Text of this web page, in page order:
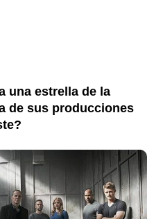
una estrella de la
de sus producciones